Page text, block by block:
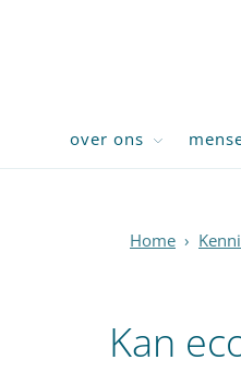
over ons
Home ›
Kan